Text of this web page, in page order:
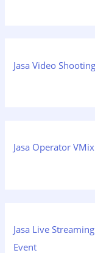
Jasa Video Shooting
Jasa Operator VMix
Jasa Live
Event